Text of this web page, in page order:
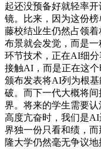
起还没预备好就轻率
镜。比来，因为这份榜
藤校结业生仍然占领
布景就会发觉，而是
环节技术，正在AI细
接触AI，而是正在这
颁布发表将AI列为根
破。而下一代大概将
界。将来的学生需要
高度亢奋时，我们是AI
界独一份只看和绩，
隆大学仍然毫无争议地